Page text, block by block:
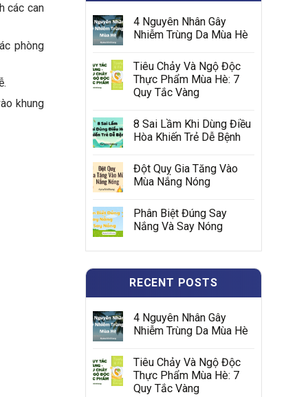
các can
phòng
khung
4 Nguyên Nhân Gây
Nhiễm Trùng Da Mùa Hè
Tiêu Chảy Và Ngộ Độc
Thực Phẩm Mùa Hè: 7
Quy Tắc Vàng
8 Sai Lầm Khi Dùng Điều
Hòa Khiến Trẻ Dễ Bệnh
Đột Quỵ Gia Tăng Vào
Mùa Nắng Nóng
Phân Biệt Đúng Say
Nắng Và Say Nóng
RECENT POSTS
4 Nguyên Nhân Gây
Nhiễm Trùng Da Mùa Hè
Tiêu Chảy Và Ngộ Độc
Thực Phẩm Mùa Hè: 7
Quy Tắc Vàng